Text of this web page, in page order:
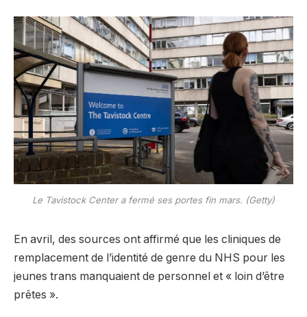
Le Tavistock Center a fermé ses portes fin mars. (Getty)
En avril, des sources ont affirmé que les cliniques de
remplacement de l’identité de genre du NHS pour les
jeunes trans manquaient de personnel et « loin d’être
prêtes ».